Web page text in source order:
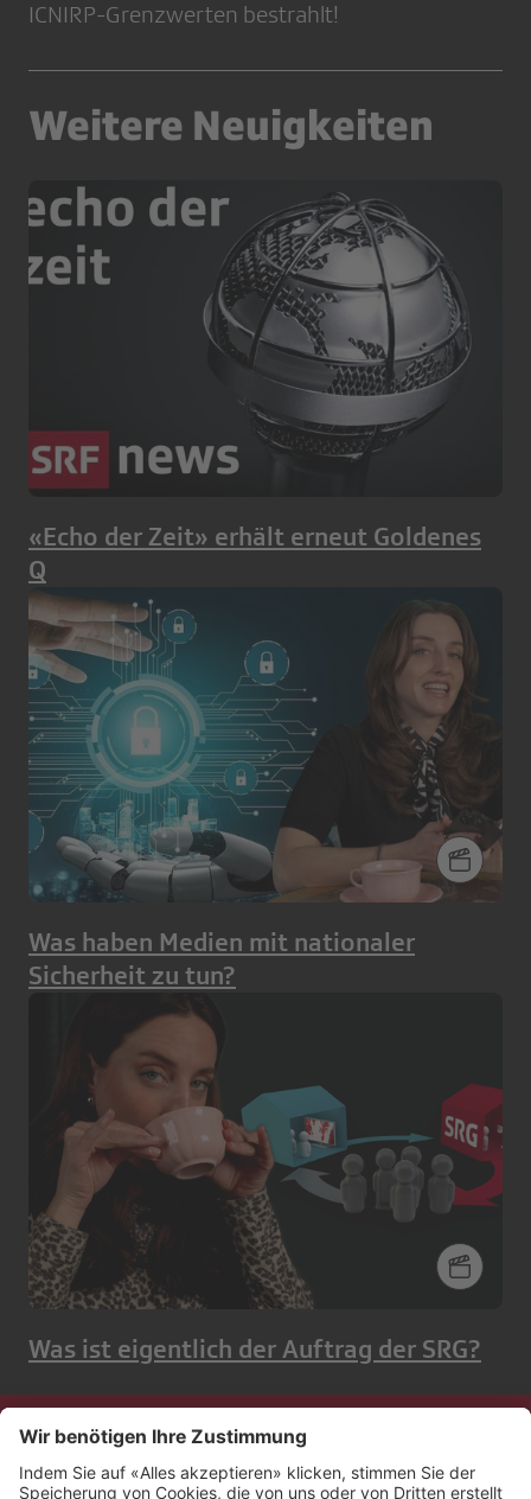
ICNIRP-Grenzwerten bestrahlt!
Weitere Neuigkeiten
«Echo der Zeit» erhält erneut Goldenes
Q
Was haben Medien mit nationaler
Sicherheit zu tun?
Was ist eigentlich der Auftrag der SRG?
Kontakt